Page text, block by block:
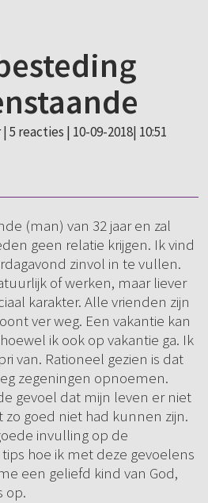
| 5 reacties | 10-09-2018| 10:51
(man) van 32 jaar en zal
geen relatie krijgen. Ik vind
zinvol in te vullen.
of werken, maar liever
karakter. Alle vrienden zijn
ver weg. Een vakantie kan
ik ook op vakantie ga. Ik
van. Rationeel gezien is dat
zegeningen opnoemen.
gevoel dat mijn leven er niet
goed niet had kunnen zijn.
invulling op de
hoe ik met deze gevoelens
een geliefd kind van God,
op.